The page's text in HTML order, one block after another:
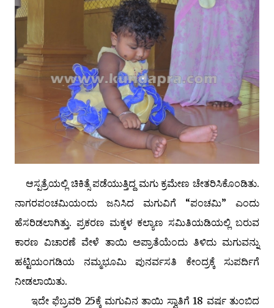
ಆಸ್ಪತ್ರೆಯಲ್ಲಿ ಚಿಕಿತ್ಸೆ ಪಡೆಯುತ್ತಿದ್ದ ಮಗು ಕ್ರಮೇಣ ಚೇತರಿಸಿಕೊಂಡಿತು.
ನಾಗರಪಂಚಮಿಯಂದು ಜನಿಸಿದ ಮಗುವಿಗೆ “ಪಂಚಮಿ” ಎಂದು
ಹೆಸರಿಡಲಾಗಿತ್ತು. ಪ್ರಕರಣ ಮಕ್ಕಳ ಕಲ್ಯಾಣ ಸಮಿತಿಯಡಿಯಲ್ಲಿ ಬರುವ
ಕಾರಣ ವಿಚಾರಣೆ ವೇಳೆ ತಾಯಿ ಅಪ್ರಾತೆಯೆಂದು ತಿಳಿದು ಮಗುವನ್ನು
ಹಟ್ಟಿಯಂಗಡಿಯ ನಮ್ಮಭೂಮಿ ಪುನರ್ವಸತಿ ಕೇಂದ್ರಕ್ಕೆ ಸುಪರ್ದಿಗೆ
ನೀಡಲಾಯಿತು.
ಇದೇ ಫೆಬ್ರವರಿ 25ಕ್ಕೆ ಮಗುವಿನ ತಾಯಿ ಸ್ವಾತಿಗೆ 18 ವರ್ಷ ತುಂಬಿದ